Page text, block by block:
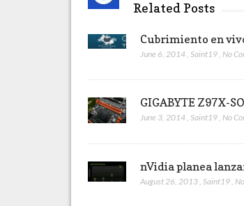
Related Posts
Cubrimiento en
June 6, 2014,Saint19,No
GIGABYTE Z97X-
June 3, 2014 ,Saint19 No
nVidia planea
August 26, 2013 ,Saint19